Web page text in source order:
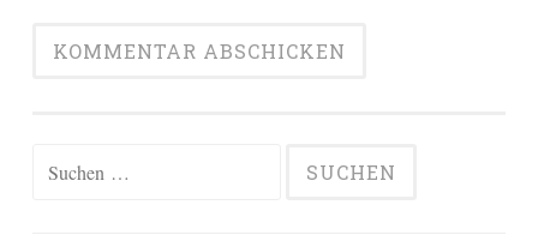
Suchen